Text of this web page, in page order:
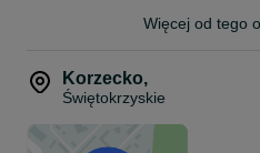
Więcej od tego
Korzecko,
Świętokrzyskie